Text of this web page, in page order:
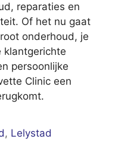
reparaties en
Of het nu gaat
onderhoud, je
klantgerichte
persoonlijke
Clinic een
, Lelystad